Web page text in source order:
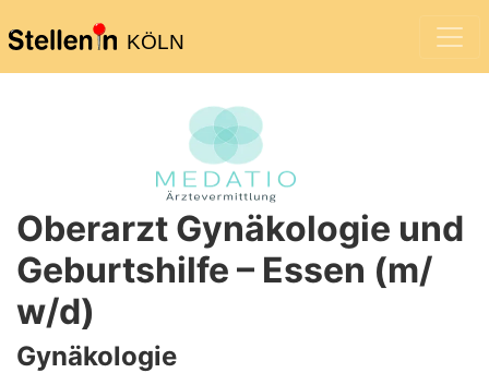
KÖLN
Oberarzt Gynäkologie und
Geburtshilfe – Essen (m/
w/d)
Gynäkologie